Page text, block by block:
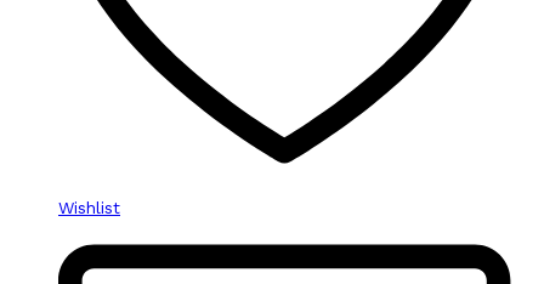
Wishlist